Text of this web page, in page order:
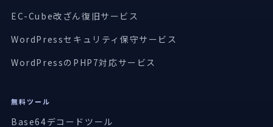
EC-Cube改ざん復旧サービス
WordPressセキュリティ保守サービス
WordPressのPHP7対応サービス
無料ツール
Base64デコードツール